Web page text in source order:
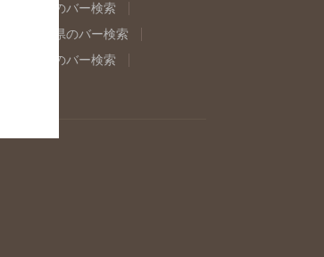
奈良県のバー検索
島根県のバー検索
佐賀県のバー検索